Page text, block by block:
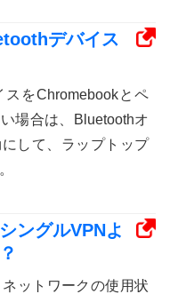
デバイス
スをChromebookとペ
場合は、Bluetoothオ
して、ラップトップ
ングルVPNよ
ットワークの使用状